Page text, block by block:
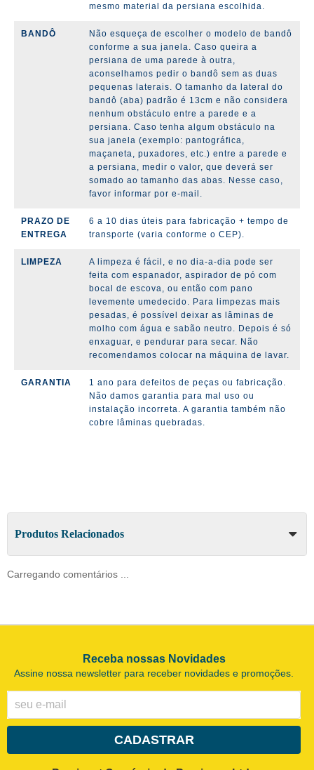
mesmo material da persiana escolhida.
BANDÔ
Não esqueça de escolher o modelo de bandô
conforme a sua janela. Caso queira a
persiana de uma parede à outra,
aconselhamos pedir o bandô sem as duas
pequenas laterais. O tamanho da lateral do
bandô (aba) padrão é 13cm e não considera
nenhum obstáculo entre a parede e a
persiana. Caso tenha algum obstáculo na
sua janela (exemplo: pantográfica,
maçaneta, puxadores, etc.) entre a parede e
a persiana, medir o valor, que deverá ser
somado ao tamanho das abas. Nesse caso,
favor informar por e-mail.
PRAZO DE
ENTREGA
6 a 10 dias úteis para fabricação + tempo de
transporte (varia conforme o CEP).
LIMPEZA
A limpeza é fácil, e no dia-a-dia pode ser
feita com espanador, aspirador de pó com
bocal de escova, ou então com pano
levemente umedecido. Para limpezas mais
pesadas, é possível deixar as lâminas de
molho com água e sabão neutro. Depois é só
enxaguar, e pendurar para secar. Não
recomendamos colocar na máquina de lavar.
GARANTIA
1 ano para defeitos de peças ou fabricação.
Não damos garantia para mal uso ou
instalação incorreta. A garantia também não
cobre lâminas quebradas.
Produtos Relacionados
Carregando comentários ...
Receba nossas Novidades
Assine nossa newsletter para receber novidades e promoções.
CADASTRAR